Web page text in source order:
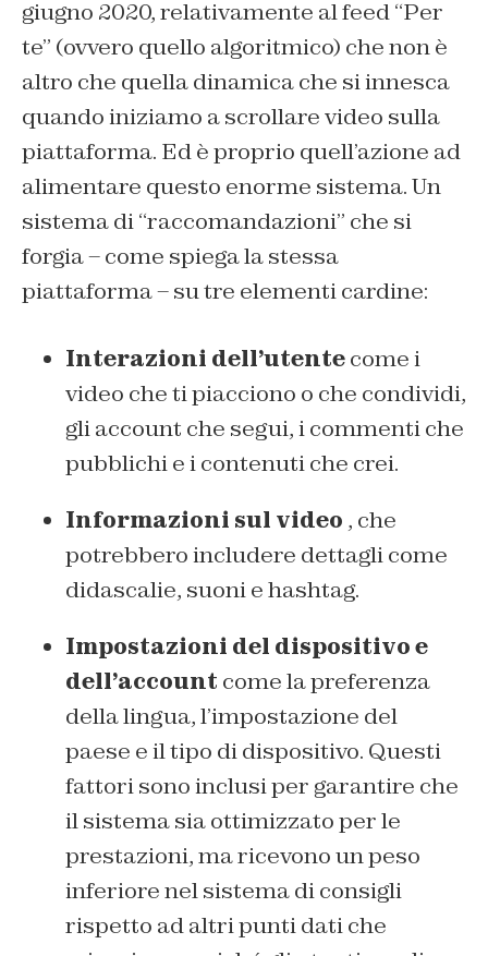
giugno 2020, relativamente al feed “Per
te” (ovvero quello algoritmico) che non è
altro che quella dinamica che si innesca
quando iniziamo a scrollare video sulla
piattaforma. Ed è proprio quell’azione ad
alimentare questo enorme sistema. Un
sistema di “raccomandazioni” che si
forgia – come spiega la stessa
piattaforma – su tre elementi cardine:
Interazioni dell’utentecome i
video che ti piacciono o che condividi,
gli account che segui, i commenti che
pubblichi e i contenuti che crei.
Informazioni sul video , che
potrebbero includere dettagli come
didascalie, suoni e hashtag.
Impostazioni del dispositivo e
dell’account come la preferenza
della lingua, l’impostazione del
paese e il tipo di dispositivo. Questi
fattori sono inclusi per garantire che
il sistema sia ottimizzato per le
prestazioni, ma ricevono un peso
inferiore nel sistema di consigli
rispetto ad altri punti dati che